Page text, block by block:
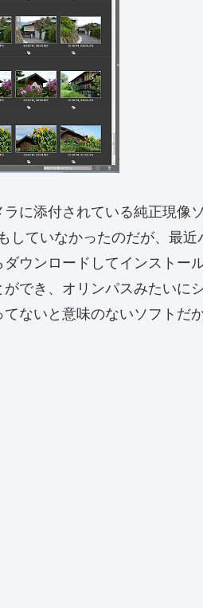
に添付されている純正現像
ていなかったのだが、最近
ウンロードしてインストー
でき、オリンパスみたいに
ないと意味のないソフトだ